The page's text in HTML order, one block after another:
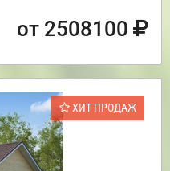
от 2508100
ХИТ ПРОДАЖ